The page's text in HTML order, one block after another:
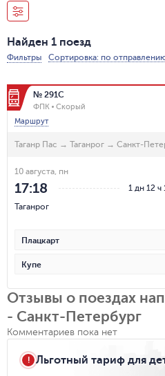
Найден 1 поезд
Фильтры
Сортировка: по
№ 291С
ФПК
Скорый
Маршрут
Таганр Пас → Таганрог → Санкт-
1 дн 12 ч
10 августа, пн
17:18
Таганрог
Плацкарт
Купе
Отзывы о поездах
- Санкт-Петербург
Комментариев пока нет
Льготный тариф для